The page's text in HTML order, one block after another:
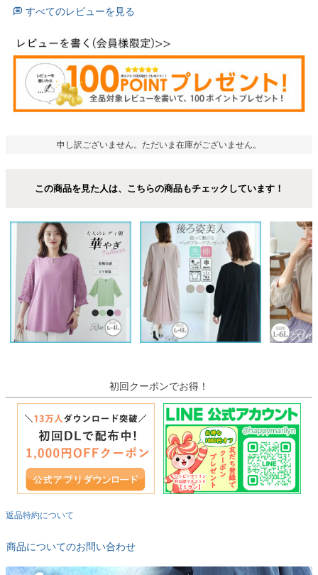
すべてのレビューを見る
申し訳ございません。ただいま在庫がございません。
この商品を見た人は、こちらの商品もチェックしています！
初回クーポンでお得！
返品特約について
商品についてのお問い合わせ